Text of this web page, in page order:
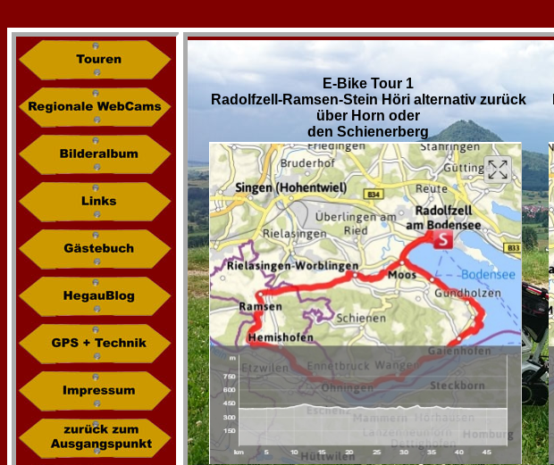
E-Bike Tour 1
Radolfzell-Ramsen-Stein Höri alternativ zurück
über Horn oder
den Schienerberg